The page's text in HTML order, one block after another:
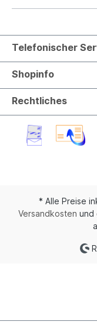
Telefonischer
Shopinfo
Rechtliches
* Alle Preise
Versandkosten und